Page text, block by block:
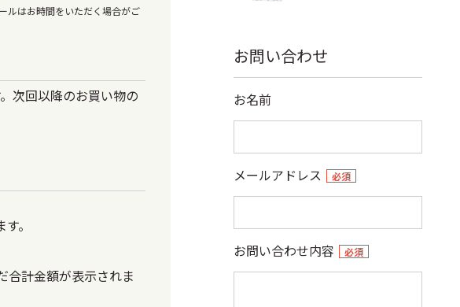
ルはお時間をいただく場合がご
次回以降のお買い物の
。
合計金額が表示されま
お問い合わせ
お名前
メールアドレス 必須
お問い合わせ内容 必須